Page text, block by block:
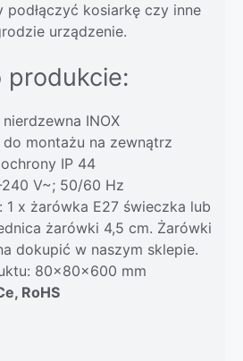
podłączyć kosiarkę czy inne
urządzenie.
produkcie:
INOX
montażu na zewnątrz
IP 44
V~; 50/60 Hz
1 x żarówka E27 świeczka lub
żarówki 4,5 cm. Żarówki
dokupić w naszym sklepie.
80x80x600 mm
RoHS